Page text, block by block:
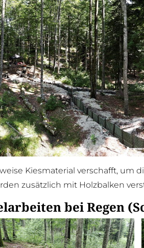
Kiesmaterial verschafft, um
zusätzlich mit Holzbalken
bei Regen